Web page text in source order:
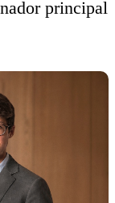
principal